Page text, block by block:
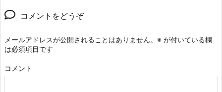
コメントをどうぞ
メールアドレスが公開されることはありません。 ※ が付いている欄
は必須項目です
コメント